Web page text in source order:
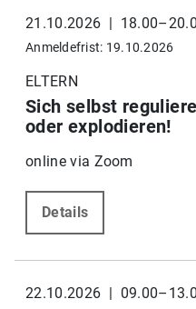
21.10.2026 |
Anmeldefrist: 19.10.2026
ELTERN
Sich selbst
oder explodieren!
online via Zoom
Details
22.10.2026 |